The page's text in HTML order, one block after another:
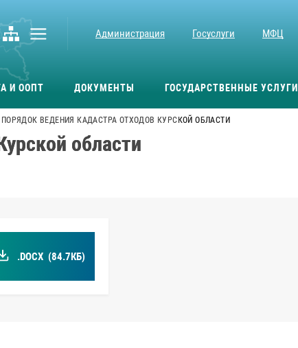
Администрация Госуслуги МФЦ
И ООПТ ДОКУМЕНТЫ ГОСУДАРСТВЕННЫЕ УСЛУГИ
ПОРЯДОК ВЕДЕНИЯ КАДАСТРА ОТХОДОВ КУРСКОЙ ОБЛАСТИ
области
.DOCX (84.7КБ)